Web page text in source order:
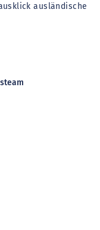
ausländische